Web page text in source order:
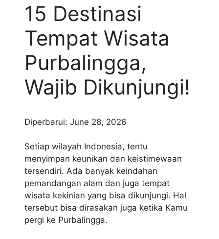
15 Destinasi
Tempat Wisata
Purbalingga,
Wajib Dikunjungi!
Diperbarui: June 28, 2026
Setiap wilayah Indonesia, tentu
menyimpan keunikan dan keistimewaan
tersendiri. Ada banyak keindahan
pemandangan alam dan juga tempat
wisata kekinian yang bisa dikunjungi. Hal
tersebut bisa dirasakan juga ketika Kamu
pergi ke Purbalingga.